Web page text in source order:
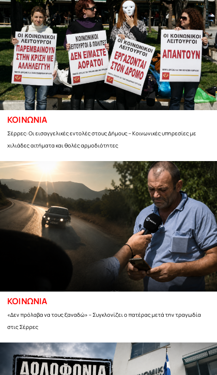
ΚΟΙΝΩΝΙΑ
Σέρρες: Οι εισαγγελικές εντολές στους Δήμους – Κοινωνικές υπηρεσίες με
χιλιάδες αιτήματα και θολές αρμοδιότητες
ΚΟΙΝΩΝΙΑ
«Δεν πρόλαβα να τους ξαναδώ» – Συγκλονίζει ο πατέρας μετά την τραγωδία
στις Σέρρες